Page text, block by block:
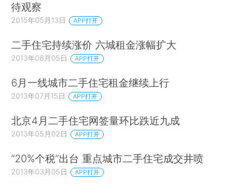
待观察
2015年05月13日 APP打开
二手住宅持续涨价 六城租金涨幅扩大
2013年08月05日 APP打开
6月一线城市二手住宅租金继续上行
2013年07月15日 APP打开
北京4月二手住宅网签量环比跌近九成
2013年05月02日 APP打开
“20%个税”出台 重点城市二手住宅成交井喷
2013年03月05日 APP打开